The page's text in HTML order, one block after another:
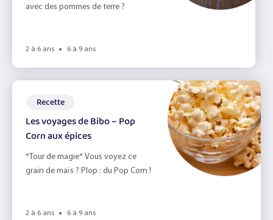
avec des pommes de terre ?
2 à 6 ans 6 à 9 ans
Recette
Les voyages de Bibo – Pop
Corn aux épices
*Tour de magie* Vous voyez ce
grain de maïs ? Plop : du Pop Corn !
2 à 6 ans 6 à 9 ans